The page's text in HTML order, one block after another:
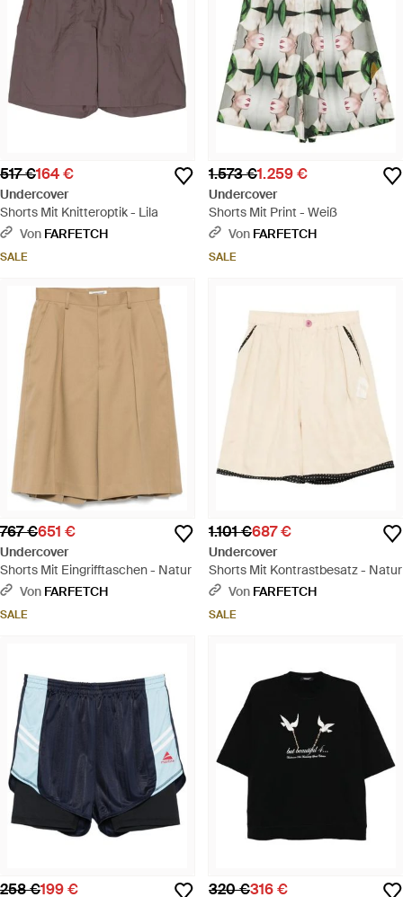
517 €164 €
Undercover
Shorts Mit Knitteroptik - Lila
Von FARFETCH
SALE
1.573 €1.259 €
Undercover
Shorts Mit Print - Weiß
Von FARFETCH
SALE
767 €651 €
Undercover
Shorts Mit Eingrifftaschen - Natur
Von FARFETCH
SALE
1.101 €687 €
Undercover
Shorts Mit Kontrastbesatz - Natur
Von FARFETCH
SALE
258 €199 € 320 €316 €